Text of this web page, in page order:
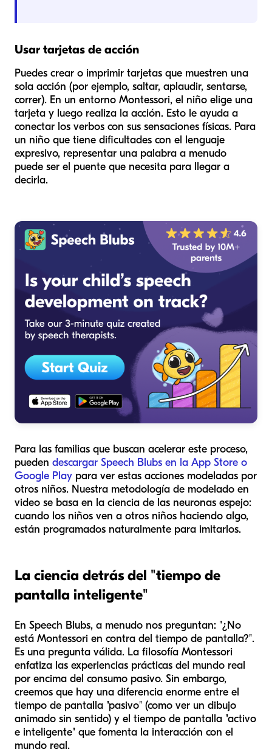
Usar tarjetas de acción
Puedes crear o imprimir tarjetas que muestren una
sola acción (por ejemplo, saltar, aplaudir, sentarse,
correr). En un entorno Montessori, el niño elige una
tarjeta y luego realiza la acción. Esto le ayuda a
conectar los verbos con sus sensaciones físicas. Para
un niño que tiene dificultades con el lenguaje
expresivo, representar una palabra a menudo
puede ser el puente que necesita para llegar a
decirla.
Para las familias que buscan acelerar este proceso,
pueden descargar Speech Blubs en la App Store o
Google Play para ver estas acciones modeladas por
otros niños. Nuestra metodología de modelado en
video se basa en la ciencia de las neuronas espejo:
cuando los niños ven a otros niños haciendo algo,
están programados naturalmente para imitarlos.
La ciencia detrás del "tiempo de
pantalla inteligente"
En Speech Blubs, a menudo nos preguntan: "¿No
está Montessori en contra del tiempo de pantalla?".
Es una pregunta válida. La filosofía Montessori
enfatiza las experiencias prácticas del mundo real
por encima del consumo pasivo. Sin embargo,
creemos que hay una diferencia enorme entre el
tiempo de pantalla "pasivo" (como ver un dibujo
animado sin sentido) y el tiempo de pantalla "activo
e inteligente" que fomenta la interacción con el
mundo real.